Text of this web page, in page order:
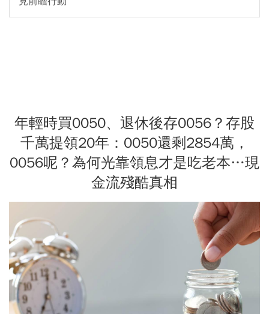
年輕時買0050、退休後存0056？存股
千萬提領20年：0050還剩2854萬，
0056呢？為何光靠領息才是吃老本…現
金流殘酷真相